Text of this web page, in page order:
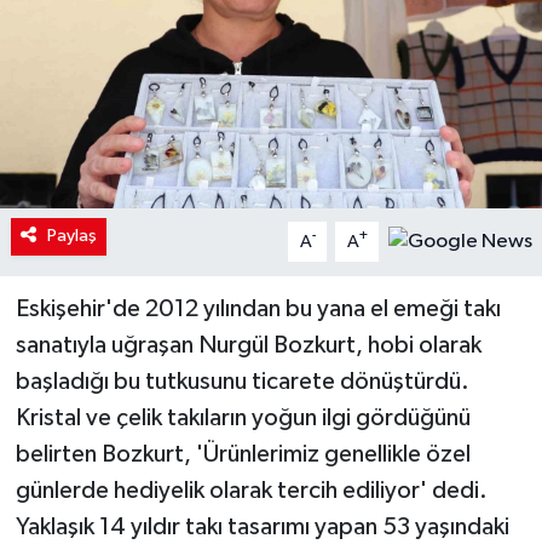
Paylaş A- A+
Eskişehir'de 2012 yılından bu yana el emeği takı
sanatıyla uğraşan Nurgül Bozkurt, hobi olarak
başladığı bu tutkusunu ticarete dönüştürdü.
Kristal ve çelik takıların yoğun ilgi gördüğünü
belirten Bozkurt, 'Ürünlerimiz genellikle özel
günlerde hediyelik olarak tercih ediliyor' dedi.
Yaklaşık 14 yıldır takı tasarımı yapan 53 yaşındaki